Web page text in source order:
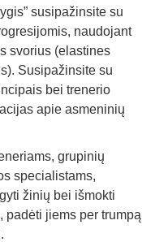
susipažinsite su
naudojant
svorius (elastines
Susipažinsite su
bei trenerio
apie asmeninių
grupinių
specialistams,
žinių bei išmokti
padėti jiems per trumpą